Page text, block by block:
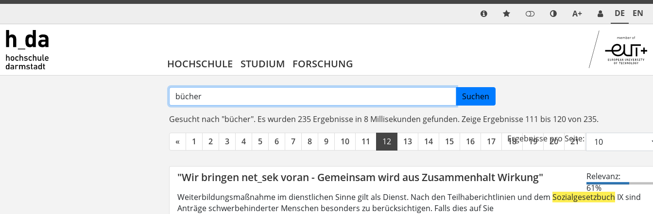
A+ DE EN
HOCHSCHULE STUDIUM FORSCHUNG
Suchen
Gesucht nach "bücher". Es wurden 235 Ergebnisse in 8 Millisekunden gefunden. Zeige Ergebnisse 111 bis 120 von 235.
« 1 2 3 4 5 6 7 8 9 10 11 12 13 14 15 16 17 18 19 20 21 22
Ergebnisse pro Seite:
"Wir bringen net_sek voran - Gemeinsam wird aus Zusammenhalt Wirkung"
Relevanz:
61%
Weiterbildungsmaßnahme im dienstlichen Sinne gilt als Dienst. Nach den Teilhaberichtlinien und dem Sozialgesetzbuch IX sind
Anträge schwerbehinderter Menschen besonders zu berücksichtigen. Falls dies auf Sie